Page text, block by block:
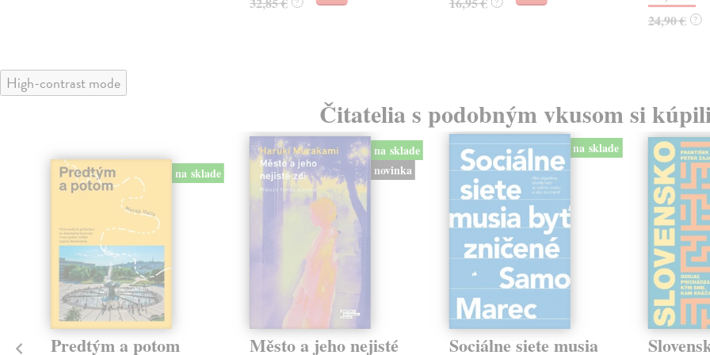
24,90 € ?
High-contrast mode
Čitatelia s podobným vkusom si
na sklade
Predtým a potom
na sklade
novinka
Město a jeho nejisté
na sklade
Sociálne siete musia